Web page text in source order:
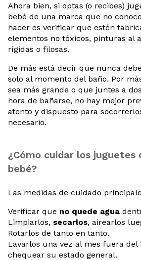
Ahora bien, si optas (o recibes)
bebé de una marca que no
hacer es verificar que estén
elementos no tóxicos, pinturas al
rígidas o filosas.
De más está decir que nunca
solo al momento del baño. Por
sea más grande o que juntes a
hora de bañarse, no hay mejor
atento y dispuesto para
necesario.
¿Cómo cuidar los juguetes
bebé?
Las medidas de cuidado
Verificar que no quede agua
Limpiarlos, secarlos, airearlos
Rotarlos de tanto en tanto.
Lavarlos una vez al mes fuera del
chequear su estado general.